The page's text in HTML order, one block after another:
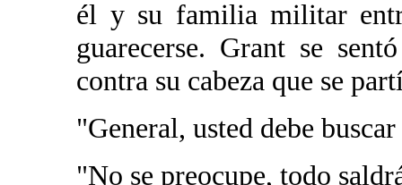
él y su familia militar
guarecerse. Grant se
contra su cabeza que se
"General, usted debe
"No se preocupe, todo